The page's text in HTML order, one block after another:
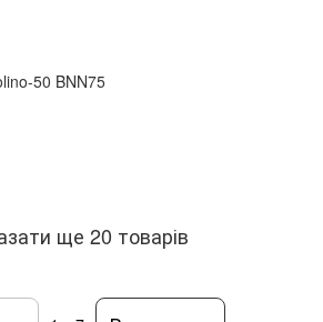
50 BNN75
ще 20 товарів